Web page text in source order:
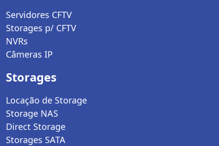
Servidores CFTV
Storages p/ CFTV
NVRs
Câmeras IP
Storages
Locação de Storage
Storage NAS
Direct Storage
Storages SATA